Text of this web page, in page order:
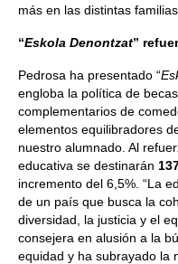
más en las distintas
“Eskola Denontzat”
Pedrosa ha presentado “
engloba la política de
complementarios de
elementos equilibradores
nuestro alumnado. Al
educativa se destinarán
incremento del 6,5%. “La
de un país que busca la
diversidad, la justicia y el
consejera en alusión a la
equidad y ha subrayado la